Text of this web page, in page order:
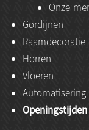
Onze
Gordijnen
Raamdecoratie
Horren
Vloeren
Automatisering
Openingstijden